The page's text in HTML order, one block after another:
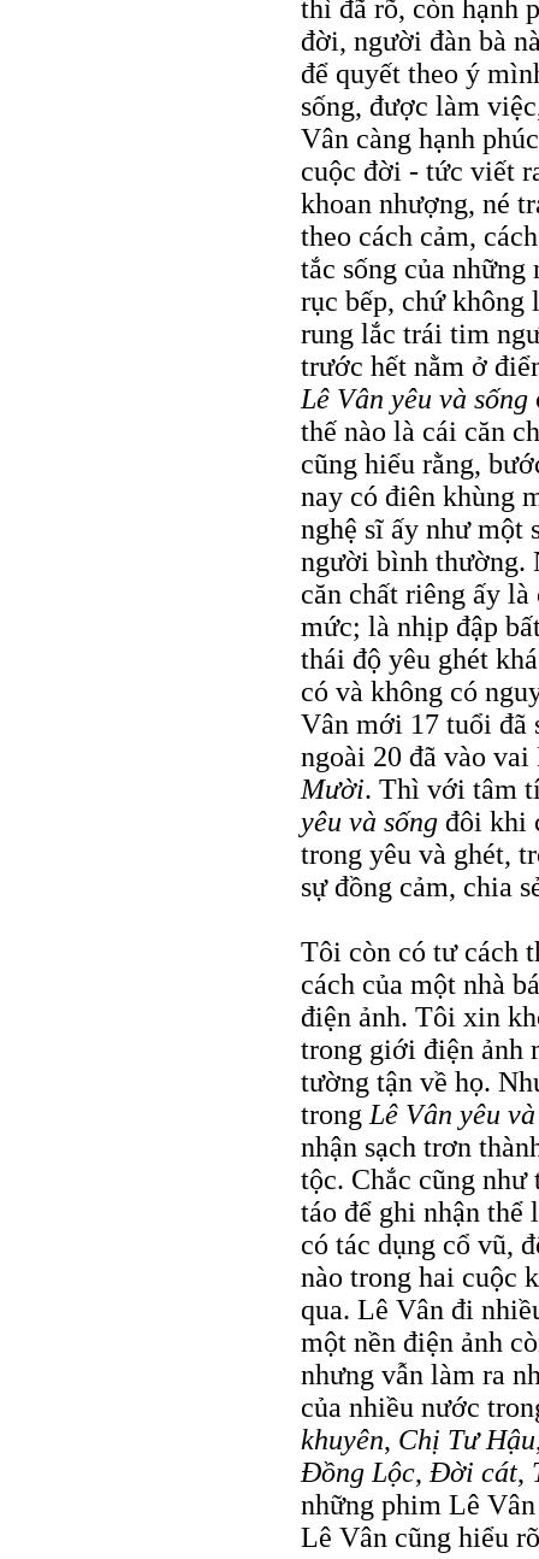
thì đã rõ, còn hạnh
đời, người đàn bà
để quyết theo ý
sống, được làm
Vân càng hạnh
cuộc đời - tức viết
khoan nhượng, né
theo cách cảm,
tắc sống của
rục bếp, chứ không
rung lắc trái tim
trước hết nằm ở
Lê Vân yêu và sống
thế nào là cái căn
cũng hiểu rằng,
nay có điên khùng
nghệ sĩ ấy như một
người bình thường.
căn chất riêng ấy
mức; là nhịp đập
thái độ yêu ghét
có và không có
Vân mới 17 tuổi
ngoài 20 đã vào
Mười. Thì với tâm
yêu và sống đôi khi
trong yêu và ghét,
sự đồng cảm, chia
Tôi còn có tư cách
cách của một nhà
điện ảnh. Tôi xin
trong giới điện ảnh
tường tận về họ.
trong Lê Vân yêu
nhận sạch trơn
tộc. Chắc cũng
táo để ghi nhận
có tác dụng cổ vũ,
nào trong hai cuộc
qua. Lê Vân đi
một nền điện ảnh
nhưng vẫn làm ra
của nhiều nước
khuyên, Chị Tư Hậu
Đồng Lộc, Đời cát,
những phim Lê
Lê Vân cũng hiểu